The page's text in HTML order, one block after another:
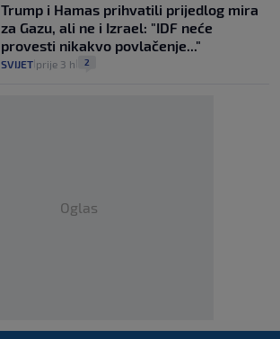
Trump i Hamas prihvatili prijedlog mira
za Gazu, ali ne i Izrael: "IDF neće
provesti nikakvo povlačenje..."
SVIJET prije 3 h 2
Oglas